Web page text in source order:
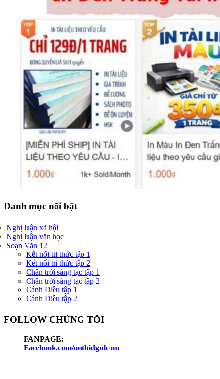
Danh mục nổi bật
Nghị luận xã hội
Nghị luận văn học
Soạn Văn 12
Kết nối tri thức tập 1
Kết nối tri thức tập 2
Chân trời sáng tạo tập 1
Chân trời sáng tạo tập 2
Cánh Diều tập 1
Cánh Diều tập 2
FOLLOW CHÚNG TÔI
FANPAGE:
Facebook.com/onthidgnlcom